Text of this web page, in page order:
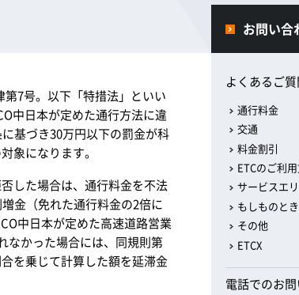
7号。以下「特措法」といい
中日本が定めた通行方法に違
基づき30万円以下の罰金が科
象になります。
した場合は、通行料金を不法
金（免れた通行料金の2倍に
中日本が定めた高速道路営業
なかった場合には、同規則第
を乗じて計算した額を延滞金
お問い合
よくあるご
通行料金
交通
料金割引
ETCのご利
サービスエ
もしものと
その他
ETCX
電話でのお